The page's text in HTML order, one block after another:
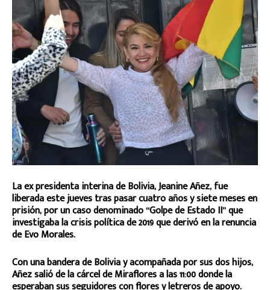
La ex presidenta interina de Bolivia, Jeanine Añez, fue
liberada este jueves tras pasar cuatro años y siete meses en
prisión, por un caso denominado “Golpe de Estado II” que
investigaba la crisis política de 2019 que derivó en la renuncia
de Evo Morales.
Con una bandera de Bolivia y acompañada por sus dos hijos,
Añez salió de la cárcel de Miraflores a las 11:00 donde la
esperaban sus seguidores con flores y letreros de apoyo.